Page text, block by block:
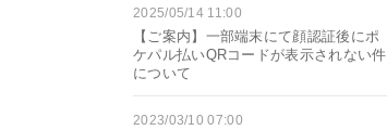
2025/05/14 11:00
【ご案内】一部端末にて顔認証後にポ
ケパル払いQRコードが表示されない件
について
2023/03/10 07:00